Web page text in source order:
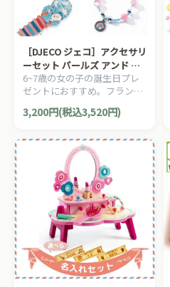
［DJECO ジェコ］アクセサリ
ーセット パールズ アンド バ
ーズ
6~7歳の女の子の誕生日プレ
ゼントにおすすめ。フラン
ス・DJECOの子供も大人も楽
しめる、手作りアクセサリー
3,200円(税込3,520円)